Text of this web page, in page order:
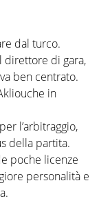
dal turco.
direttore di gara,
ben centrato.
in
l’arbitraggio,
della partita.
poche licenze
personalità e